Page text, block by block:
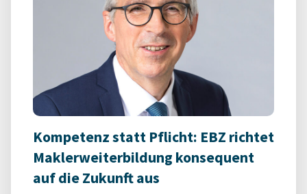
Kompetenz statt Pflicht: EBZ richtet
Maklerweiterbildung konsequent
auf die Zukunft aus